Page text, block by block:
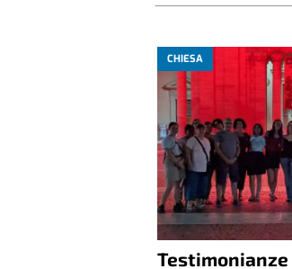
CHIESA
Testimonianze